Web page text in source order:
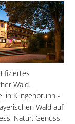
Wald.
in Klingenbrunn -
Wald auf
Natur, Genuss